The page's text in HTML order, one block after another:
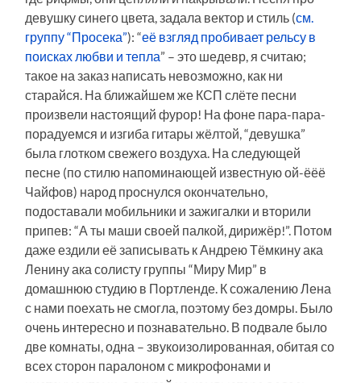
девушку синего цвета, задала вектор и стиль (см.
группу “Просека”): “её взгляд пробивает рельсу в
поисках любви и тепла” – это шедевр, я считаю;
такое на заказ написать невозможно, как ни
старайся. На ближайшем же КСП слёте песни
произвели настоящий фурор! На фоне пара-пара-
порадуемся и изгиба гитары жёлтой, “девушка”
была глотком свежего воздуха. На следующей
песне (по стилю напоминающей известную ой-ёёё
Чайфов) народ проснулся окончательно,
подоставали мобильники и зажигалки и вторили
припев: “А ты маши своей палкой, дирижёр!”. Потом
даже ездили её записывать к Андрею Тёмкину ака
Ленину ака солисту группы “Миру Мир” в
домашнюю студию в Портленде. К сожалению Лена
с нами поехать не смогла, поэтому без домры. Было
очень интересно и познавательно. В подвале было
две комнаты, одна – звукоизолированная, обитая со
всех сторон паралоном с микрофонами и